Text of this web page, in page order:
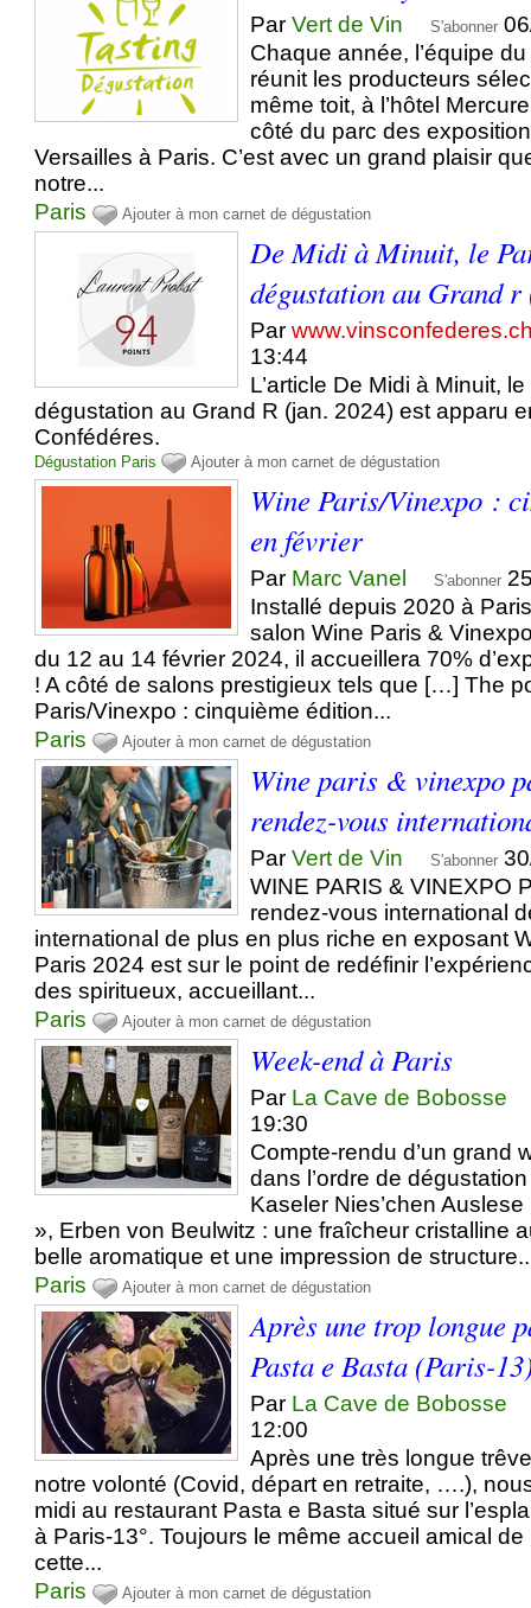
ParVert de Vin S'abonner
Chaque année, l’équipe
réunit les producteurs
même toit, à l’hôtel
côté du parc des
Versailles à Paris. C’est avec un grand plaisir
notre...
Paris
Ajouter à mon carnet de dégustation
De Midi à Minuit, le
dégustation au Grand
Par
13:44
L’article De Midi à Minuit,
dégustation au Grand R (jan. 2024) est apparu
Confédéres.
Dégustation Paris Ajouter à mon carnet de dégustation
Wine Paris/Vinexpo :
en février
Par Marc Vanel S'abonner
Installé depuis 2020 à
salon Wine Paris &
du 12 au 14 février 2024, il accueillera 70%
! A côté de salons prestigieux tels que […] The
Paris/Vinexpo : cinquième édition...
Paris
Ajouter à mon carnet de dégustation
Wine paris & vinexpo
rendez-vous
ParVert de Vin S'abonner
WINE PARIS & VINEXPO
rendez-vous international
international de plus en plus riche en exposant
Paris 2024 est sur le point de redéfinir
des spiritueux, accueillant...
Paris
Ajouter à mon carnet de dégustation
Week-end à Paris
Par La Cave de Bobosse
19:30
Compte-rendu d’un grand
dans l’ordre de
Kaseler Nies’chen
», Erben von Beulwitz : une fraîcheur cristalline
belle aromatique et une impression de
Paris
Ajouter à mon carnet de dégustation
Après une trop longue
Pasta e Basta (Paris-
Par La Cave de Bobosse
12:00
Après une très longue
notre volonté (Covid, départ en retraite, ….),
midi au restaurant Pasta e Basta situé sur
à Paris-13°. Toujours le même accueil amical
cette...
Paris
Ajouter à mon carnet de dégustation